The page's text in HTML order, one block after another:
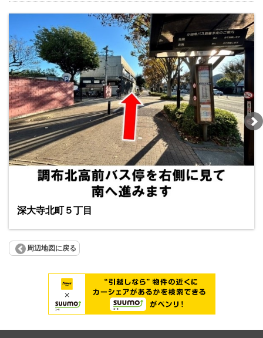
深大寺北町５丁目
周辺地図に戻る